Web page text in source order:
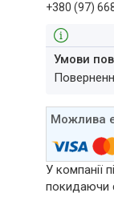
+380 (97)
У компанії
покидаючи